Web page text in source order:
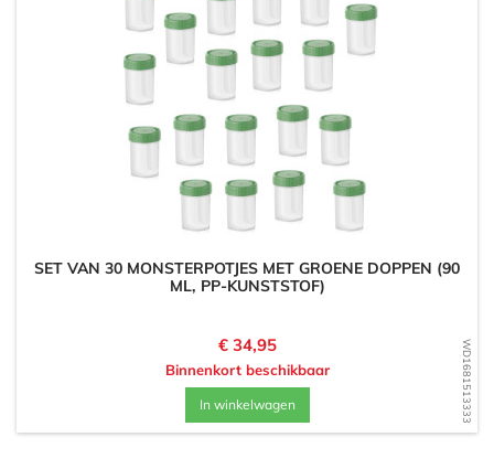
WD1681513333
SET VAN 30 MONSTERPOTJES MET GROENE DOPPEN (90
ML, PP-KUNSTSTOF)
Prijs
€ 34,95
Binnenkort beschikbaar
In winkelwagen